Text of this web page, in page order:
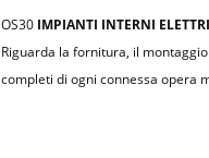
OS30 IMPIANTI INTERNI
Riguarda la fornitura, il
completi di ogni connessa opera